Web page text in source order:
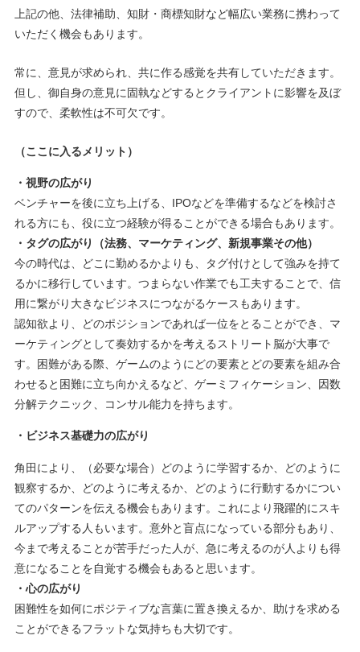
上記の他、法律補助、知財・商標知財など幅広い業務に携わって
いただく機会もあります。
常に、意見が求められ、共に作る感覚を共有していただきます。
但し、御自身の意見に固執などするとクライアントに影響を及ぼ
すので、柔軟性は不可欠です。
（ここに入るメリット）
・視野の広がり
ベンチャーを後に立ち上げる、IPOなどを準備するなどを検討さ
れる方にも、役に立つ経験が得ることができる場合もあります。
・タグの広がり（法務、マーケティング、新規事業その他）
今の時代は、どこに勤めるかよりも、タグ付けとして強みを持て
るかに移行しています。つまらない作業でも工夫することで、信
用に繋がり大きなビジネスにつながるケースもあります。
認知欲より、どのポジションであれば一位をとることができ、マ
ーケティングとして奏効するかを考えるストリート脳が大事で
す。困難がある際、ゲームのようにどの要素とどの要素を組み合
わせると困難に立ち向かえるなど、ゲーミフィケーション、因数
分解テクニック、コンサル能力を持ちます。
・ビジネス基礎力の広がり
角田により、（必要な場合）どのように学習するか、どのように
観察するか、どのように考えるか、どのように行動するかについ
てのパターンを伝える機会もあります。これにより飛躍的にスキ
ルアップする人もいます。意外と盲点になっている部分もあり、
今まで考えることが苦手だった人が、急に考えるのが人よりも得
意になることを自覚する機会もあると思います。
・心の広がり
困難性を如何にポジティブな言葉に置き換えるか、助けを求める
ことができるフラットな気持ちも大切です。